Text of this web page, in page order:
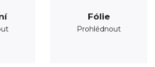
Fólie
Prohlédnout